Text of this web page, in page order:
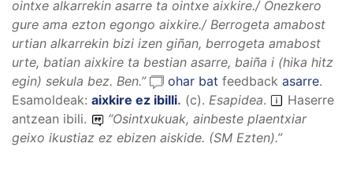
ointxe alkarrekin asarre ta ointxe aixkire./ Onezkero
gure ama ezton egongo aixkire./ Berrogeta amabost
urtian alkarrekin bizi izen giñan, berrogeta amabost
urte, batian aixkire ta bestian asarre, baiña i (hika hitz
egin) sekula bez. Ben.” ohar bat feedback asarre.
Esamoldeak: aixkire ez ibilli. (c). Esapidea.
Haserre
antzean ibili.
“Osintxukuak, ainbeste plaentxiar
geixo ikustiaz ez ebizen aiskide. (SM Ezten).”